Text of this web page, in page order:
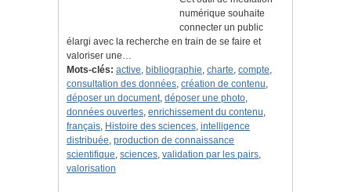
numérique souhaite
connecter un public
élargi avec la recherche en train de se faire et
valoriser une…
Mots-clés: active, bibliographie, charte, compte,
consultation des données, création de contenu,
déposer un document, déposer une photo,
données ouvertes, enrichissement du contenu,
français, Histoire des sciences, intelligence
distribuée, production de connaissance
scientifique, sciences, validation par les pairs,
valorisation